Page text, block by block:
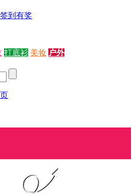
签到有奖
打底衫 美妆 户外